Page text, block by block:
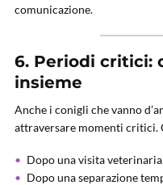
comunicazione.
6. Periodi critici:
insieme
Anche i conigli che vanno
attraversare momenti critici.
Dopo una visita
Dopo una separazione